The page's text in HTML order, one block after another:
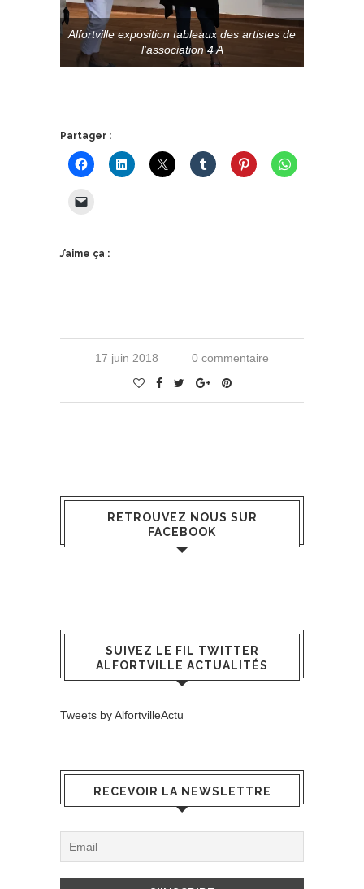
Alfortville exposition tableaux des artistes de
l’association 4 A
Partager :
J’aime ça :
17 juin 2018 0 commentaire
RETROUVEZ NOUS SUR
FACEBOOK
SUIVEZ LE FIL TWITTER
ALFORTVILLE ACTUALITÉS
Tweets by AlfortvilleActu
RECEVOIR LA NEWSLETTRE